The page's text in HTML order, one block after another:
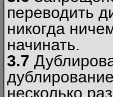
переводить
никогда
начинать.
3.7
несколько